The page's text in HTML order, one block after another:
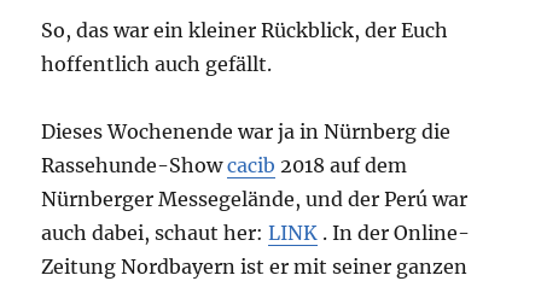
So, das war ein kleiner Rückblick, der Euch
hoffentlich auch gefällt.
Dieses Wochenende war ja in Nürnberg die
Rassehunde-Showcacib 2018 auf dem
Nürnberger Messegelände, und der Perú war
auch dabei, schaut her:LINK . In der Online-
Zeitung Nordbayern ist er mit seiner ganzen